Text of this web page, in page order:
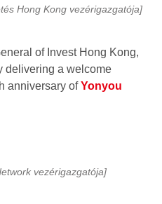
Hong Kong vezérigazgatója]
of Invest Hong Kong,
delivering a welcome
anniversary ofYonyou
vezérigazgatója]